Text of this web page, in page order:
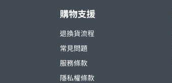
購物支援
退換貨流程
常見問題
服務條款
隱私權條款